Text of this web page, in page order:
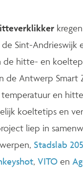
Sint-Andrieswijk
de hitte- en
de Antwerp Smart
en
koeltetips en
liep in
Stadslab
, VITO en